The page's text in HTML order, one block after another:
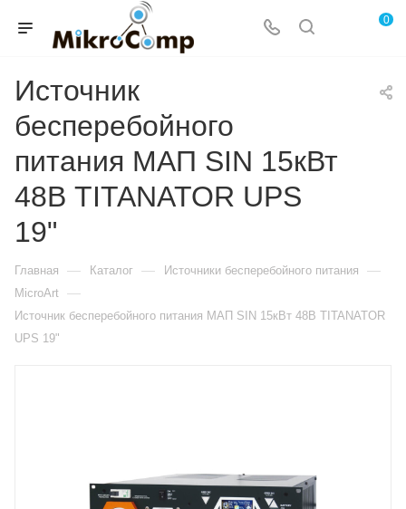
0
Источник
бесперебойного
питания МАП SIN 15кВт
48В TITANATOR UPS
19"
Главная — Каталог — Источники бесперебойного питания —
MicroArt —
Источник бесперебойного питания МАП SIN 15кВт 48В TITANATOR
UPS 19"